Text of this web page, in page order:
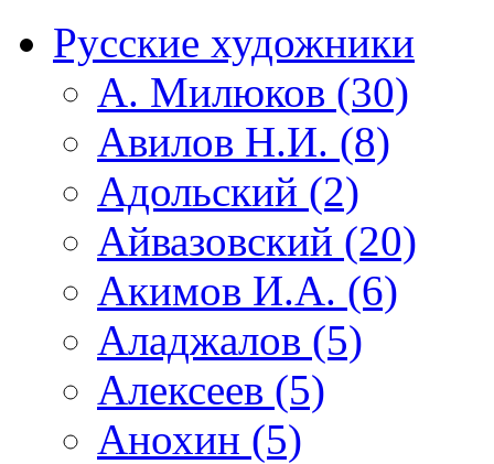
Русские художники
А. Милюков (30)
Авилов Н.И. (8)
Адольский (2)
Айвазовский (20)
Акимов И.А. (6)
Аладжалов (5)
Алексеев (5)
Анохин (5)